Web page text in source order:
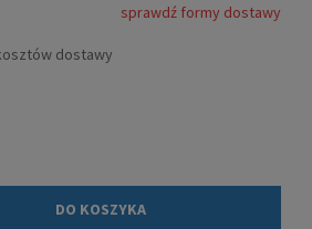
kosztów płatności
sprawdź formy dostawy
dostawy
DO KOSZYKA